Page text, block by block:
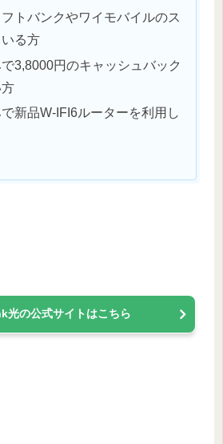
トバンクやワイモバイルのス
る方
3,8000円のキャッシュバック
新品W-IFI6ルーターを利用し
光の公式サイトはこちら